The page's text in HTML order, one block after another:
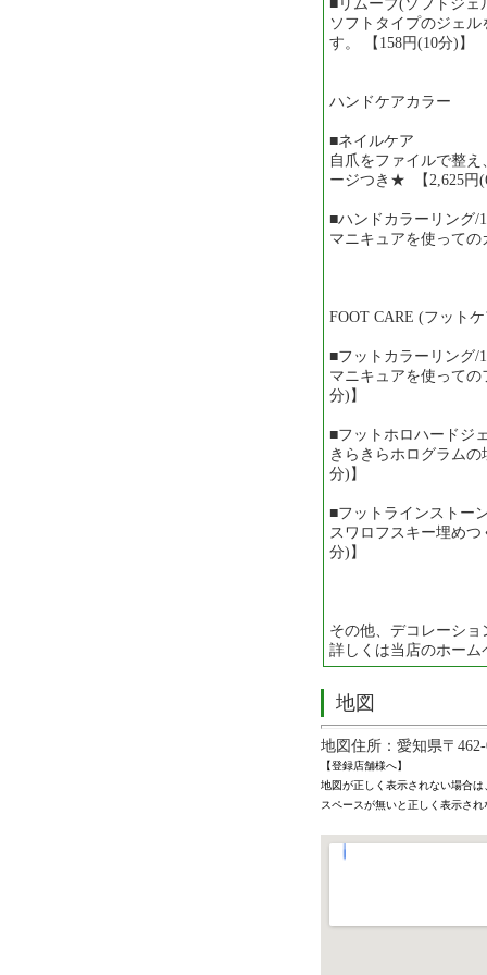
■リムーブ(ソフトジェ
ソフトタイプのジェ
す。 【158円(10分)】
ハンドケアカラー
■ネイルケア
自爪をファイルで整
ージつき★ 【2,625円
■ハンドカラーリング/
マニキュアを使って
FOOT CARE (フット
■フットカラーリング/
マニキュアを使って
分)】
■フットホロハードジ
きらきらホログラム
分)】
■フットラインストー
スワロフスキー埋め
分)】
その他、デコレーシ
詳しくは当店のホー
地図
地図住所：愛知県〒
【登録店舗様へ】
地図が正しく表示されない場合
スペースが無いと正しく表示さ